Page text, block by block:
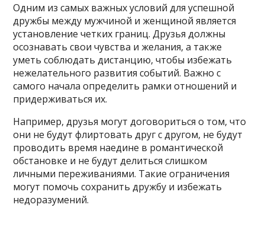
Одним из самых важных условий для успешной
дружбы между мужчиной и женщиной является
установление четких границ. Друзья должны
осознавать свои чувства и желания, а также
уметь соблюдать дистанцию, чтобы избежать
нежелательного развития событий. Важно с
самого начала определить рамки отношений и
придерживаться их.
Например, друзья могут договориться о том, что
они не будут флиртовать друг с другом, не будут
проводить время наедине в романтической
обстановке и не будут делиться слишком
личными переживаниями. Такие ограничения
могут помочь сохранить дружбу и избежать
недоразумений.